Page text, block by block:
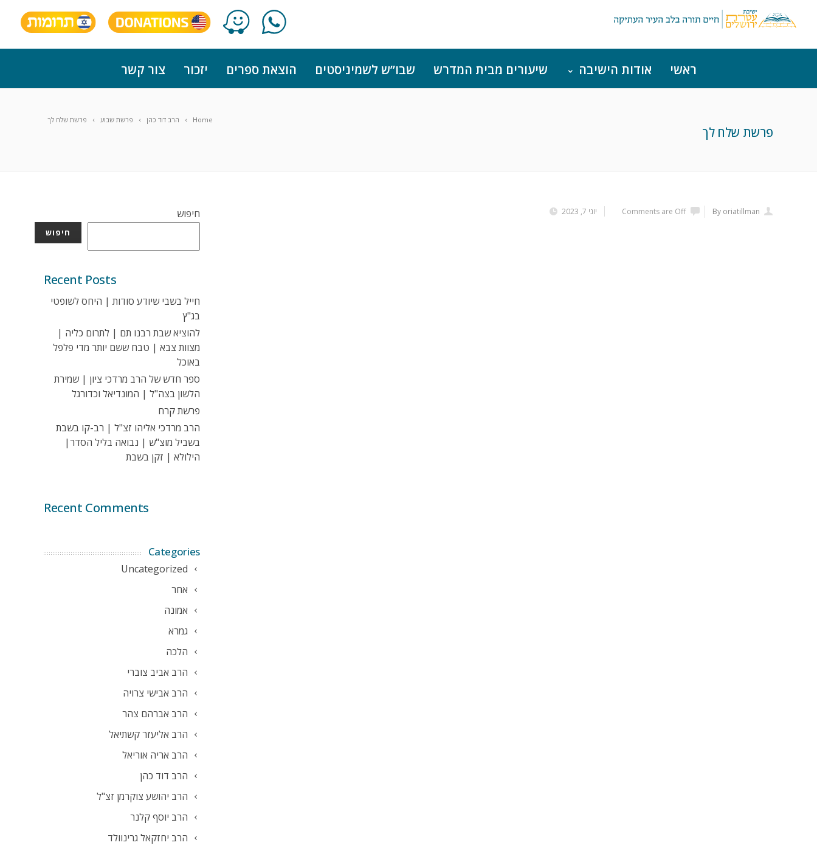
ראשי אודות הישיבה שיעורים מבית המדרש שבו”ש לשמיניסטים הוצאת ספרים יזכור צור קשר
Home הרב דוד כהן פרשת שבוע פרשת שלח לך
פרשת שלח לך
יוני 7, 2023 By oriatillman
Comments are Off חיפוש
חיפוש
Recent Posts
חייל בשבי שיודע סודות | היחס לשופטי
בג"ץ
להוציא שבת רבנו תם | לתרום כליה |
מצוות צבא | טבח ששם יותר מדי פלפל
באוכל
ספר חדש של הרב מרדכי ציון | שמירת
הלשון בצה"ל | המונדיאל וכדורגל
פרשת קרח
הרב מרדכי אליהו זצ"ל | רב-קו בשבת
בשביל מוצ"ש | נבואה בליל הסדר|
הילולא | זקן בשבת
Recent Comments
Categories
Uncategorized
אחר
אמונה
גמרא
הלכה
הרב אביב צוברי
הרב אבישי צרויה
הרב אברהם צהר
הרב אליעזר קשתיאל
הרב אריה אוריאל
הרב דוד כהן
הרב יהושע צוקרמן זצ"ל
הרב יוסף קלנר
הרב יחזקאל גרינוולד